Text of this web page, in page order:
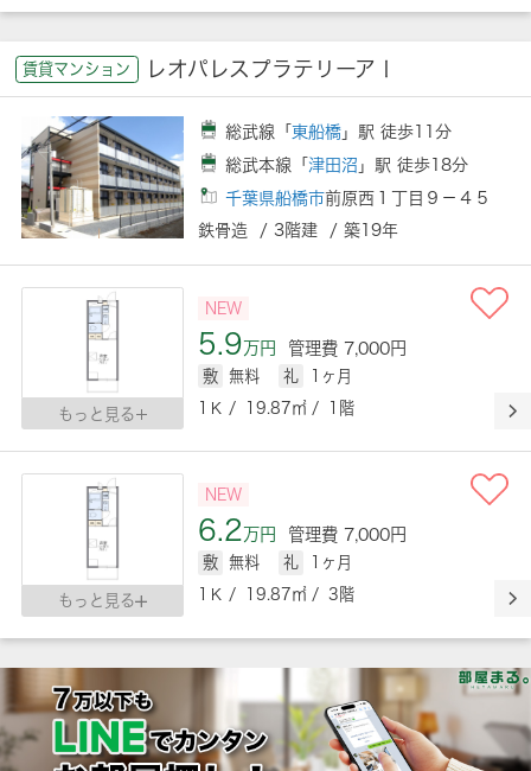
賃貸マンション レオパレスプラテリーアⅠ
総武線「東船橋 」駅 徒歩11分
総武本線「津田沼 」駅 徒歩18分
千葉県船橋市前原西１丁目９－４５
鉄骨造 / 3階建 / 築19年
もっと見る
NEW
5.9万円 管理費 7,000円
敷 無料 礼
1ヶ月
1Ｋ / 19.87㎡ / 1階
もっと見る
NEW
6.2万円 管理費 7,000円
敷 無料 礼
1ヶ月
1Ｋ / 19.87㎡ / 3階